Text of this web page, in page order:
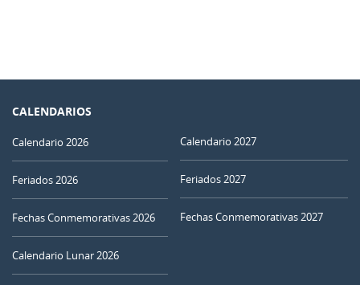
CALENDARIOS
Calendario 2026
Feriados 2026
Fechas Conmemorativas 2026
Calendario Lunar 2026
Calendario 2027
Feriados 2027
Fechas Conmemorativas 2027